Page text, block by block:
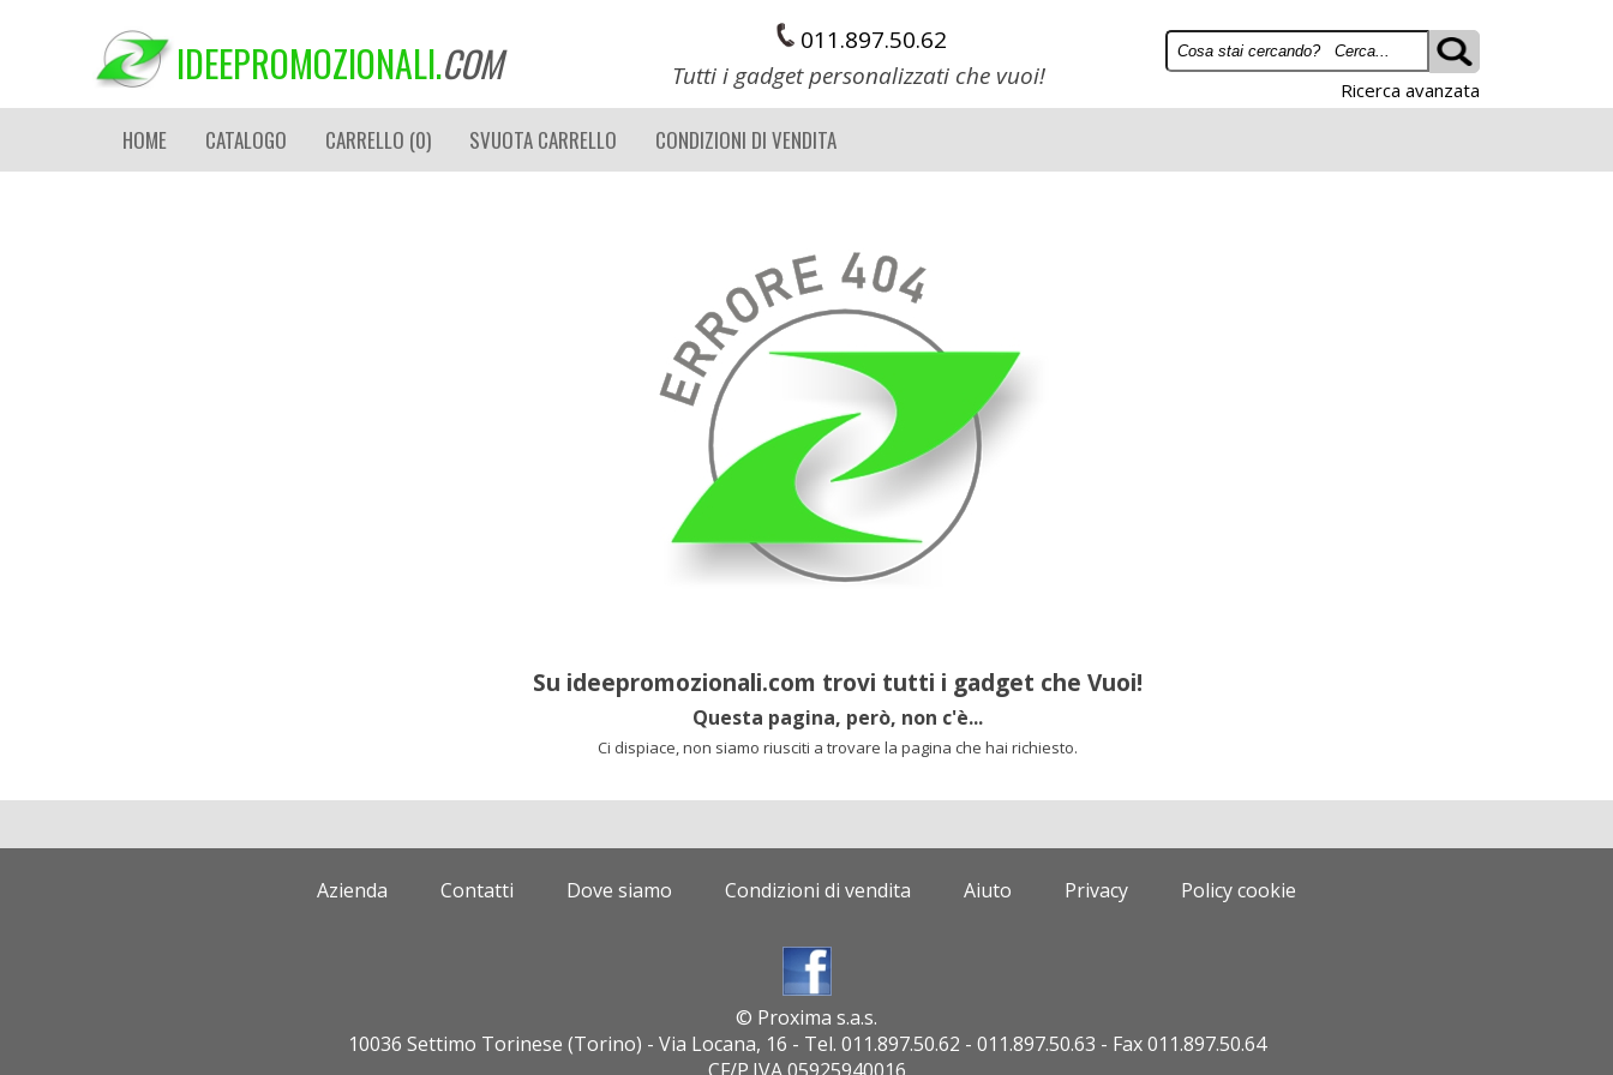
IDEEPROMOZIONALI.COM
011.897.50.62
Tutti i gadget personalizzati che vuoi!
Ricerca avanzata
HOME CATALOGO CARRELLO (0) SVUOTA CARRELLO CONDIZIONI DI VENDITA
Su ideepromozionali.com trovi tutti i gadget che Vuoi!
Questa pagina, però, non c'è...
Ci dispiace, non siamo riusciti a trovare la pagina che hai richiesto.
Azienda Contatti Dove siamo Condizioni di vendita Aiuto Privacy Policy cookie
© Proxima s.a.s.
10036 Settimo Torinese (Torino) - Via Locana, 16 - Tel. 011.897.50.62 - 011.897.50.63 - Fax 011.897.50.64